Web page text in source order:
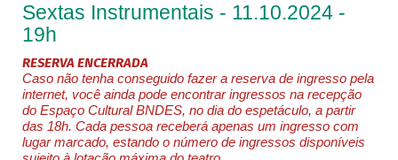
Sextas Instrumentais - 11.10.2024 -
19h
RESERVA ENCERRADA
Caso não tenha conseguido fazer a reserva de ingresso pela
internet, você ainda pode encontrar ingressos na recepção
do Espaço Cultural BNDES, no dia do espetáculo, a partir
das 18h. Cada pessoa receberá apenas um ingresso com
lugar marcado, estando o número de ingressos disponíveis